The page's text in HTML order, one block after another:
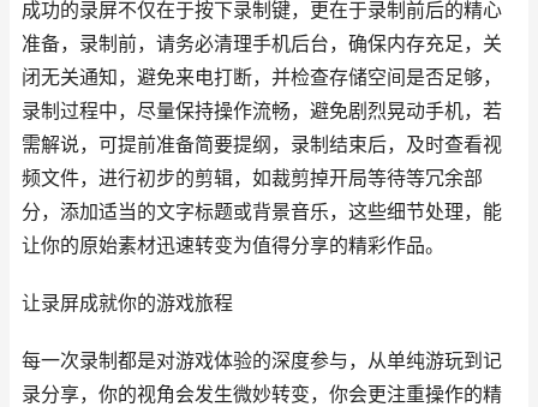
成功的录屏不仅在于按下录制键，更在于录制前后的精心
准备，录制前，请务必清理手机后台，确保内存充足，关
闭无关通知，避免来电打断，并检查存储空间是否足够，
录制过程中，尽量保持操作流畅，避免剧烈晃动手机，若
需解说，可提前准备简要提纲，录制结束后，及时查看视
频文件，进行初步的剪辑，如裁剪掉开局等待等冗余部
分，添加适当的文字标题或背景音乐，这些细节处理，能
让你的原始素材迅速转变为值得分享的精彩作品。
让录屏成就你的游戏旅程
每一次录制都是对游戏体验的深度参与，从单纯游玩到记
录分享，你的视角会发生微妙转变，你会更注重操作的精